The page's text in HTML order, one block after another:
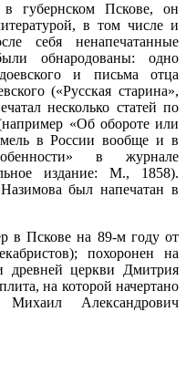
губернском Пскове, он
в том числе и
себя ненапечатанные
обнародованы: одно
и письма отца
(«Русская старина»,
несколько статей по
«Об обороте или
в России вообще и в
в журнале
издание: М., 1858).
был напечатан в
в Пскове на 89-м году от
похоронен на
древней церкви Дмитрия
на которой начертано
Михаил Александрович